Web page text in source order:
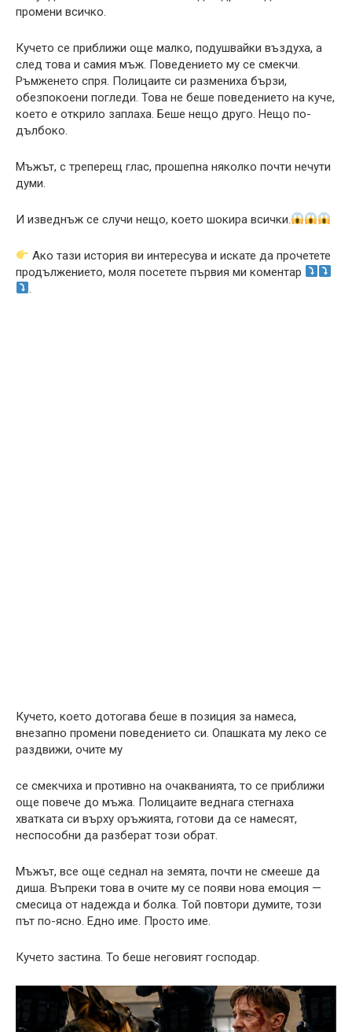
промени всичко.
Кучето се приближи още малко, подушвайки въздуха, а
след това и самия мъж. Поведението му се смекчи.
Ръмженето спря. Полицаите си размениха бързи,
обезпокоени погледи. Това не беше поведението на куче,
което е открило заплаха. Беше нещо друго. Нещо по-
дълбоко.
Мъжът, с треперещ глас, прошепна няколко почти нечути
думи.
И изведнъж се случи нещо, което шокира всички.
Ако тази история ви интересува и искате да прочетете
продължението, моля посетете първия ми коментар
.
Кучето, което дотогава беше в позиция за намеса,
внезапно промени поведението си. Опашката му леко се
раздвижи, очите му
се смекчиха и противно на очакванията, то се приближи
още повече до мъжа. Полицаите веднага стегнаха
хватката си върху оръжията, готови да се намесят,
неспособни да разберат този обрат.
Мъжът, все още седнал на земята, почти не смееше да
диша. Въпреки това в очите му се появи нова емоция —
смесица от надежда и болка. Той повтори думите, този
път по-ясно. Едно име. Просто име.
Кучето застина. То беше неговият господар.